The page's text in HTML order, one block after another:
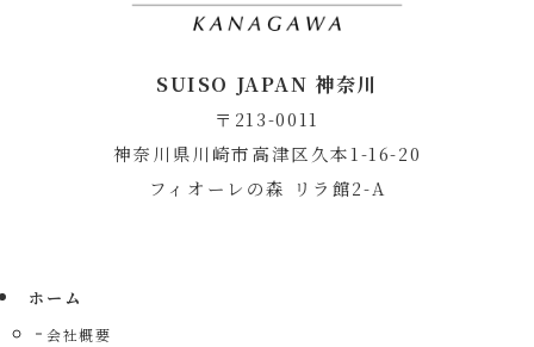
SUISO JAPAN 神奈川
〒213-0011
神奈川県川崎市高津区久本1-16-20
フィオーレの森 リラ館2-A
ホーム
会社概要